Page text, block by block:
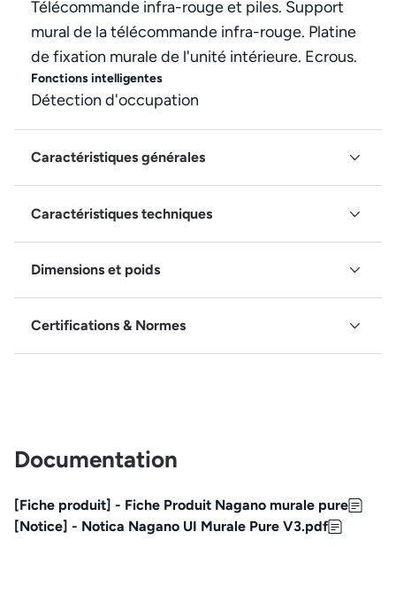
Télécommande infra-rouge et piles. Support
mural de la télécommande infra-rouge. Platine
de fixation murale de l'unité intérieure. Ecrous.
Fonctions intelligentes
Détection d'occupation
Caractéristiques générales
Caractéristiques techniques
Dimensions et poids
Certifications & Normes
Documentation
[Fiche produit] - Fiche Produit Nagano murale pure
[Notice] - Notica Nagano UI Murale Pure V3.pdf